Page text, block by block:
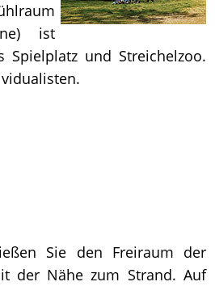
ist
Spielplatz und Streichelzoo.
Sie den Freiraum der
der Nähe zum Strand. Auf